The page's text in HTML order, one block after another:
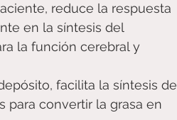
reduce la respuesta
en la síntesis del
la función cerebral y
facilita la síntesis de
para convertir la grasa en